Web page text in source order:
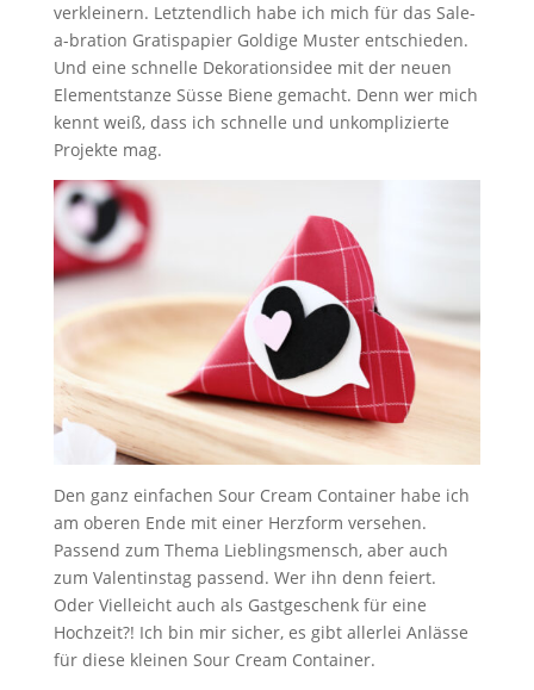
verkleinern. Letztendlich habe ich mich für das Sale-
a-bration Gratispapier Goldige Muster entschieden.
Und eine schnelle Dekorationsidee mit der neuen
Elementstanze Süsse Biene gemacht. Denn wer mich
kennt weiß, dass ich schnelle und unkomplizierte
Projekte mag.
Den ganz einfachen Sour Cream Container habe ich
am oberen Ende mit einer Herzform versehen.
Passend zum Thema Lieblingsmensch, aber auch
zum Valentinstag passend. Wer ihn denn feiert.
Oder Vielleicht auch als Gastgeschenk für eine
Hochzeit?! Ich bin mir sicher, es gibt allerlei Anlässe
für diese kleinen Sour Cream Container.